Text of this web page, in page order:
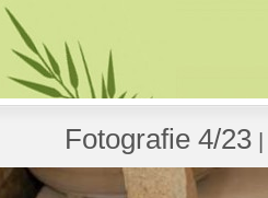
Fotografie 4/23 |